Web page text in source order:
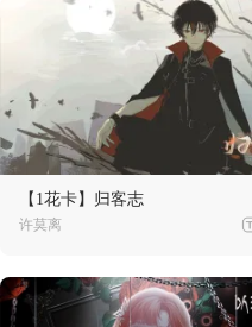
【1花卡】归客志
许莫离